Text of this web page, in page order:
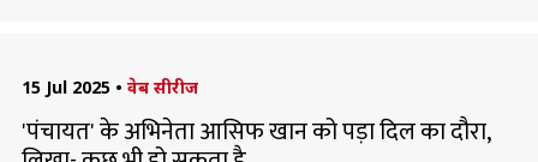
15 Jul 2025 • वेब सीरीज
'पंचायत' के अभिनेता आसिफ खान को पड़ा दिल का दौरा,